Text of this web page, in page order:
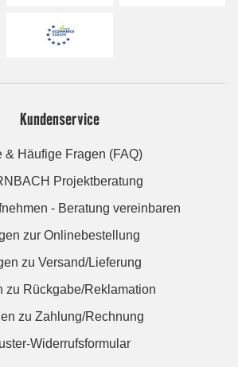
Kundenservice
& Häufige Fragen (FAQ)
Projektberatung
- Beratung vereinbaren
zur Onlinebestellung
zu Versand/Lieferung
zu Rückgabe/Reklamation
zu Zahlung/Rechnung
Widerrufsformular